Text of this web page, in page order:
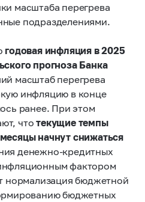
масштаба перегрева
подразделениями.
годовая инфляция в 2025
прогноза Банка
масштаб перегрева
инфляцию в конце
ранее. При этом
чтотекущие темпы
начнут снижаться
денежно-кредитных
фактором
нормализация бюджетной
бюджетных